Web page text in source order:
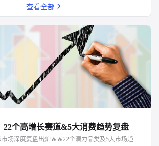
查看全部
22个高增长赛道&5大消费趋势复盘
2022年度炼丹炉淘系市场深度复盘出炉🔥🔥22个潜力品类及5大市场趋势解读，点击文章阅读～